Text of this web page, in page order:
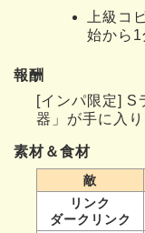
上級コ
始から1
報酬
[インパ限定] S
器」が手に入り
素材＆食材
敵
リンク
ダークリンク